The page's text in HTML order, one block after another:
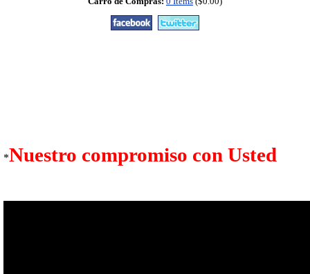
*Nuestro compromiso con Usted